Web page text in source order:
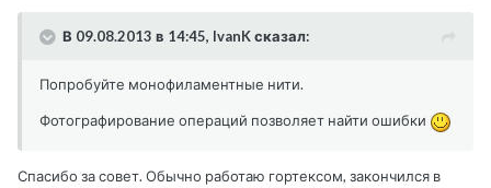
В 09.08.2013 в 14:45, IvanK сказал:
Попробуйте монофиламентные нити.
Фотографирование операций позволяет найти ошибки
Спасибо за совет. Обычно работаю гортексом, закончился в